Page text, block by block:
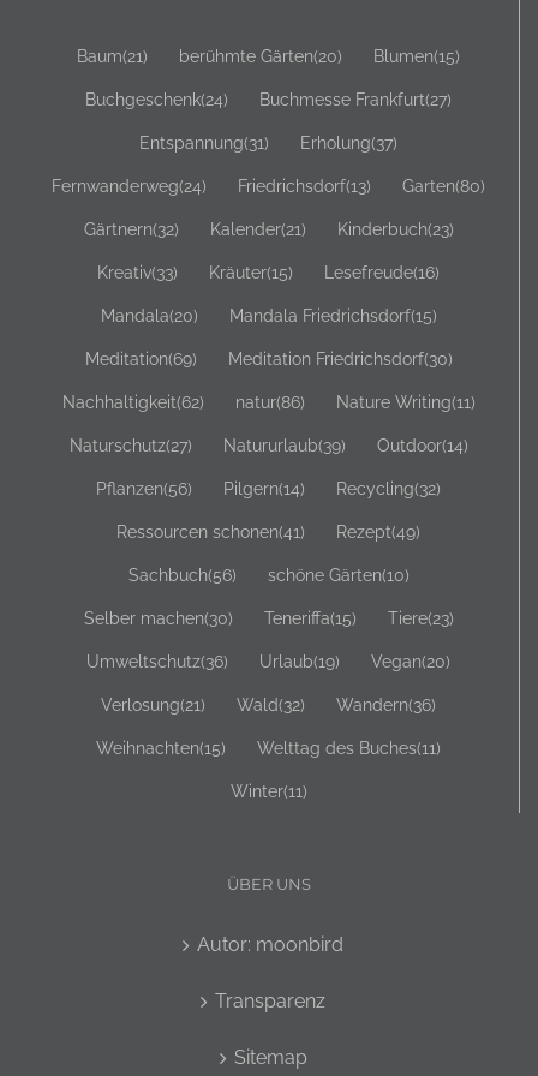
Baum(21) berühmte Gärten(20) Blumen(15)
Buchgeschenk(24) Buchmesse Frankfurt(27)
Entspannung(31) Erholung(37)
Fernwanderweg(24) Friedrichsdorf(13) Garten(80)
Gärtnern(32) Kalender(21) Kinderbuch(23)
Kreativ(33) Kräuter(15) Lesefreude(16)
Mandala(20) Mandala Friedrichsdorf(15)
Meditation(69) Meditation Friedrichsdorf(30)
Nachhaltigkeit(62) natur(86) Nature Writing(11)
Naturschutz(27) Natururlaub(39) Outdoor(14)
Pflanzen(56) Pilgern(14) Recycling(32)
Ressourcen schonen(41) Rezept(49)
Sachbuch(56) schöne Gärten(10)
Selber machen(30) Teneriffa(15) Tiere(23)
Umweltschutz(36) Urlaub(19) Vegan(20)
Verlosung(21) Wald(32) Wandern(36)
Weihnachten(15) Welttag des Buches(11)
Winter(11)
ÜBER UNS
Autor: moonbird
Transparenz
Sitemap